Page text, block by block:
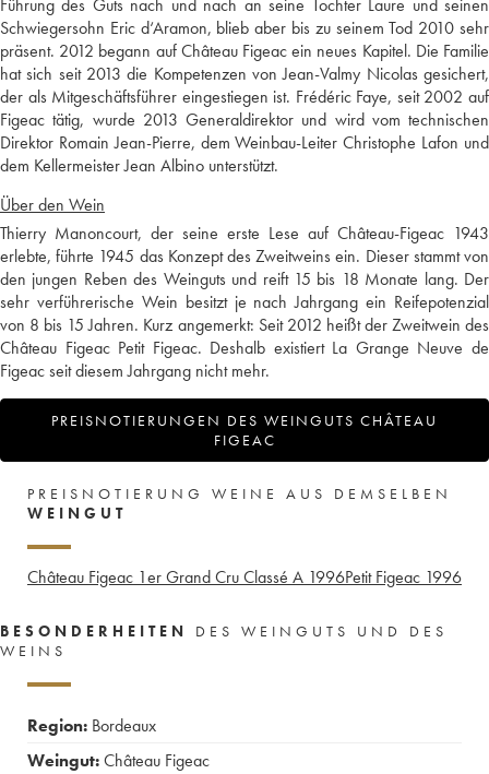
Führung des Guts nach und nach an seine Tochter Laure und seinen
Schwiegersohn Eric d‘Aramon, blieb aber bis zu seinem Tod 2010 sehr
präsent. 2012 begann auf Château Figeac ein neues Kapitel. Die Familie
hat sich seit 2013 die Kompetenzen von Jean-Valmy Nicolas gesichert,
der als Mitgeschäftsführer eingestiegen ist. Frédéric Faye, seit 2002 auf
Figeac tätig, wurde 2013 Generaldirektor und wird vom technischen
Direktor Romain Jean-Pierre, dem Weinbau-Leiter Christophe Lafon und
dem Kellermeister Jean Albino unterstützt.
Über den Wein
Thierry Manoncourt, der seine erste Lese auf Château-Figeac 1943
erlebte, führte 1945 das Konzept des Zweitweins ein. Dieser stammt von
den jungen Reben des Weinguts und reift 15 bis 18 Monate lang. Der
sehr verführerische Wein besitzt je nach Jahrgang ein Reifepotenzial
von 8 bis 15 Jahren. Kurz angemerkt: Seit 2012 heißt der Zweitwein des
Château Figeac Petit Figeac. Deshalb existiert La Grange Neuve de
Figeac seit diesem Jahrgang nicht mehr.
PREISNOTIERUNGEN DES WEINGUTS CHÂTEAU
FIGEAC
PREISNOTIERUNG WEINE AUS DEMSELBEN
WEINGUT
Château Figeac 1er Grand Cru Classé A 1996Petit Figeac 1996
BESONDERHEITEN
DES WEINGUTS UND DES
WEINS
Region: Bordeaux
Weingut:Château Figeac